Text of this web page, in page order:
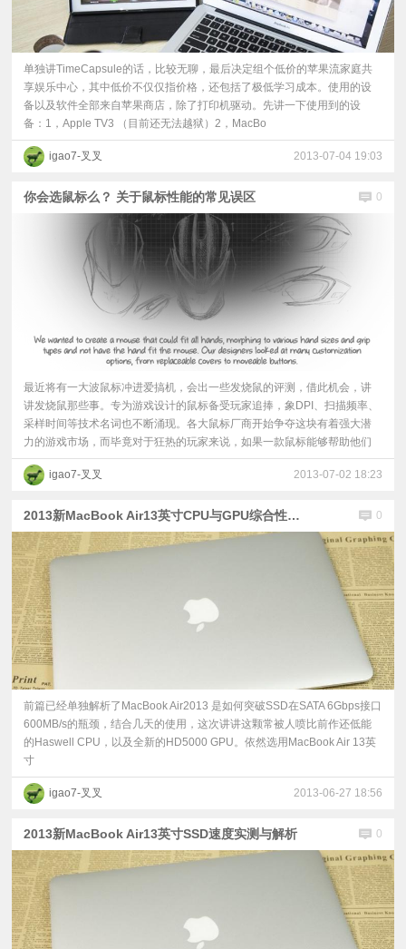
单独讲TimeCapsule的话，比较无聊，最后决定组个低价的苹果流家庭共
享娱乐中心，其中低价不仅仅指价格，还包括了极低学习成本。使用的设
备以及软件全部来自苹果商店，除了打印机驱动。先讲一下使用到的设
备：1，Apple TV3 （目前还无法越狱）2，MacBo
igao7-叉叉 2013-07-04 19:03
你会选鼠标么？ 关于鼠标性能的常见误区 0
最近将有一大波鼠标冲进爱搞机，会出一些发烧鼠的评测，借此机会，讲
讲发烧鼠那些事。专为游戏设计的鼠标备受玩家追捧，象DPI、扫描频率、
采样时间等技术名词也不断涌现。各大鼠标厂商开始争夺这块有着强大潜
力的游戏市场，而毕竟对于狂热的玩家来说，如果一款鼠标能够帮助他们
igao7-叉叉 2013-07-02 18:23
2013新MacBook Air13英寸CPU与GPU综合性能实测 0
前篇已经单独解析了MacBook Air2013 是如何突破SSD在SATA 6Gbps接口
600MB/s的瓶颈，结合几天的使用，这次讲讲这颗常被人喷比前作还低能
的Haswell CPU，以及全新的HD5000 GPU。依然选用MacBook Air 13英
寸
igao7-叉叉 2013-06-27 18:56
2013新MacBook Air13英寸SSD速度实测与解析 0